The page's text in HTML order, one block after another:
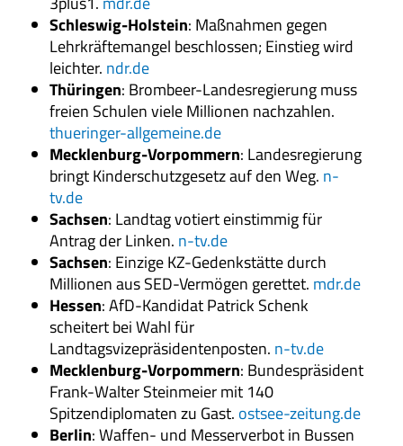
Schleswig-Holstein: Maßnahmen gegen
Lehrkräftemangel beschlossen; Einstieg wird
leichter. ndr.de
Thüringen: Brombeer-Landesregierung muss
freien Schulen viele Millionen nachzahlen.
thueringer-allgemeine.de
Mecklenburg-Vorpommern: Landesregierung
bringt Kinderschutzgesetz auf den Weg. n-
tv.de
Sachsen: Landtag votiert einstimmig für
Antrag der Linken. n-tv.de
Sachsen: Einzige KZ-Gedenkstätte durch
Millionen aus SED-Vermögen gerettet. mdr.de
Hessen: AfD-Kandidat Patrick Schenk
scheitert bei Wahl für
Landtagsvizepräsidentenposten. n-tv.de
Mecklenburg-Vorpommern: Bundespräsident
Frank-Walter Steinmeier mit 140
Spitzendiplomaten zu Gast. ostsee-zeitung.de
Berlin: Waffen- und Messerverbot in Bussen